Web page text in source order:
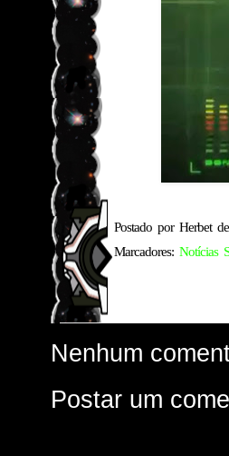
Postado por Herbet
Marcadores: Notícias
Nenhum
Postar um